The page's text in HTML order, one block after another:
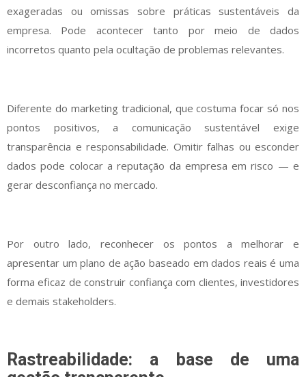
exageradas ou omissas sobre práticas sustentáveis da
empresa. Pode acontecer tanto por meio de dados
incorretos quanto pela ocultação de problemas relevantes.
Diferente do marketing tradicional, que costuma focar só nos
pontos positivos, a comunicação sustentável exige
transparência e responsabilidade. Omitir falhas ou esconder
dados pode colocar a reputação da empresa em risco — e
gerar desconfiança no mercado.
Por outro lado, reconhecer os pontos a melhorar e
apresentar um plano de ação baseado em dados reais é uma
forma eficaz de construir confiança com clientes, investidores
e demais stakeholders.
Rastreabilidade: a base de uma